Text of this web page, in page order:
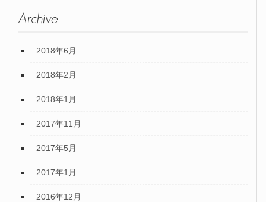
Archive
2018年6月
2018年2月
2018年1月
2017年11月
2017年5月
2017年1月
2016年12月